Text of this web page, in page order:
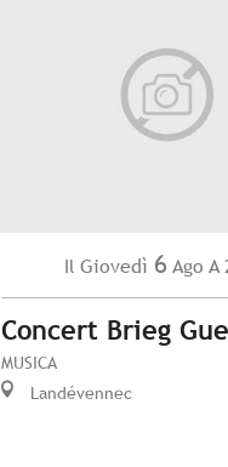
Il Giovedì 6 Ago A
Concert Brieg
MUSICA
Landévennec